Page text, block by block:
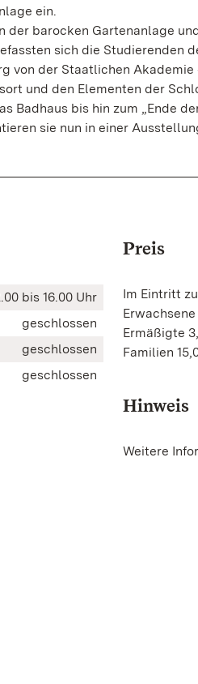
ein.
der barocken Gartenanlage
sich die Studierenden
von der Staatlichen
und den Elementen der
Badhaus bis hin zum „Ende
sie nun in einer
bis 16.00 Uhr
geschlossen
geschlossen
geschlossen
Preis
Im Eintritt
Ermäßigte
Familien
Hinweis
Weitere